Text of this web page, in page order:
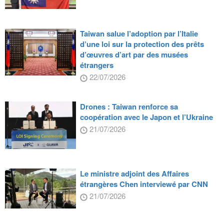
Taiwan salue l’adoption par l’Italie
d’une loi sur la protection des prêts
d’œuvres d’art par des musées
étrangers
22/07/2026
Drones : Taiwan renforce sa
coopération avec le Japon et l’Ukraine
21/07/2026
Le ministre adjoint des Affaires
étrangères Chen interviewé par CNN
21/07/2026